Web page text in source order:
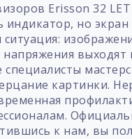
Erisson 32
но экран
ситуация:
выходят
специалисты
картинки.
к нам, вы